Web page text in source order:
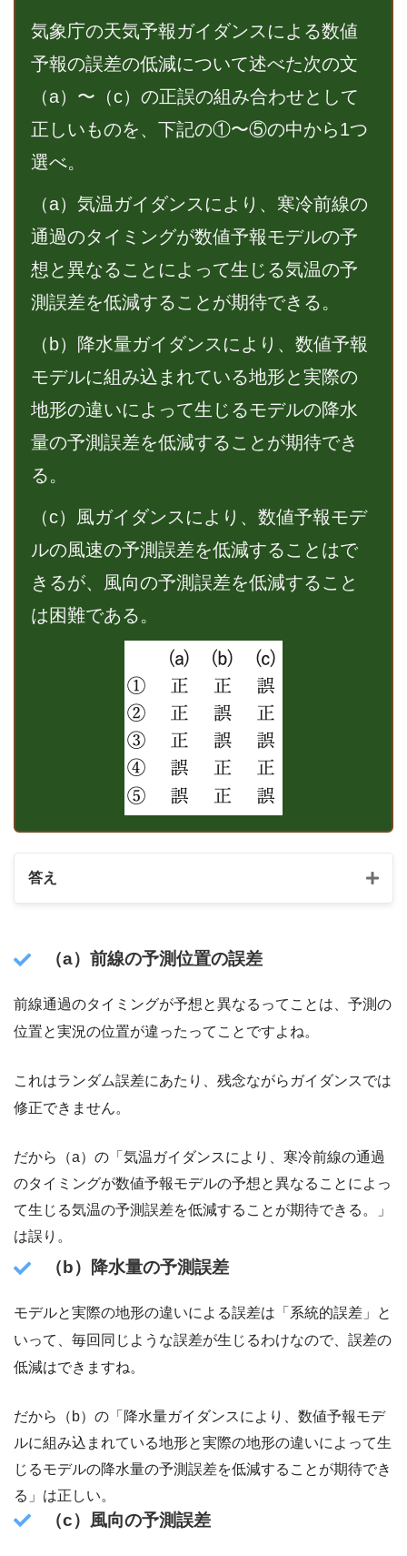
気象庁の天気予報ガイダンスによる数値
予報の誤差の低減について述べた次の文
（a）〜（c）の正誤の組み合わせとして
正しいものを、下記の①〜⑤の中から1つ
選べ。
（a）気温ガイダンスにより、寒冷前線の
通過のタイミングが数値予報モデルの予
想と異なることによって生じる気温の予
測誤差を低減することが期待できる。
（b）降水量ガイダンスにより、数値予報
モデルに組み込まれている地形と実際の
地形の違いによって生じるモデルの降水
量の予測誤差を低減することが期待でき
る。
（c）風ガイダンスにより、数値予報モデ
ルの風速の予測誤差を低減することはで
きるが、風向の予測誤差を低減すること
は困難である。
答え
（a）前線の予測位置の誤差
前線通過のタイミングが予想と異なるってことは、予測の
位置と実況の位置が違ったってことですよね。
これはランダム誤差にあたり、残念ながらガイダンスでは
修正できません。
だから（a）の「気温ガイダンスにより、寒冷前線の通過
のタイミングが数値予報モデルの予想と異なることによっ
て生じる気温の予測誤差を低減することが期待できる。」
は誤り。
（b）降水量の予測誤差
モデルと実際の地形の違いによる誤差は「系統的誤差」と
いって、毎回同じような誤差が生じるわけなので、誤差の
低減はできますね。
だから（b）の「降水量ガイダンスにより、数値予報モデ
ルに組み込まれている地形と実際の地形の違いによって生
じるモデルの降水量の予測誤差を低減することが期待でき
る」は正しい。
（c）風向の予測誤差